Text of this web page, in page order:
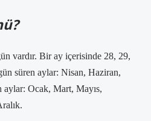
vardır. Bir ay içerisinde 28, 29,
süren aylar: Nisan, Haziran,
aylar: Ocak, Mart, Mayıs,